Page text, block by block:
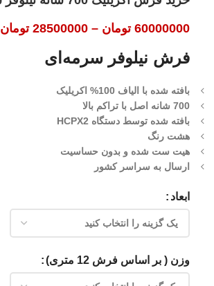
60000000 تومان –
28500000 تومان
فرش نیلوفر سرمه‌ای
بافته شده با الیاف 100% اکریلیک
700 شانه اصل با تراکم بالا
بافته شده توسط دستگاه HCPX2
هشت رنگ
هیت ست شده و بدون حساسیت
ارسال به سراسر کشور
ابعاد
وزن ( بر اساس فرش 12 متری)